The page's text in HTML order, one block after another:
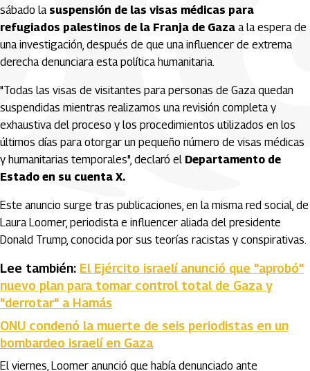
sábado lasuspensión de las visas médicas para
refugiados palestinos de la Franja de Gaza a la espera de
una investigación, después de que una influencer de extrema
derecha denunciara esta política humanitaria.
"Todas las visas de visitantes para personas de Gaza quedan
suspendidas mientras realizamos una revisión completa y
exhaustiva del proceso y los procedimientos utilizados en los
últimos días para otorgar un pequeño número de visas médicas
y humanitarias temporales", declaró el Departamento de
Estado en su cuenta X.
Este anuncio surge tras publicaciones, en la misma red social, de
Laura Loomer, periodista e influencer aliada del presidente
Donald Trump, conocida por sus teorías racistas y conspirativas.
Lee también: El Ejército israelí anunció que "aprobó"
nuevo plan para tomar control total de Gaza y
"derrotar" a Hamás
ONU condenó la muerte de seis periodistas en un
bombardeo israelí en Gaza
El viernes, Loomer anunció que había denunciado ante